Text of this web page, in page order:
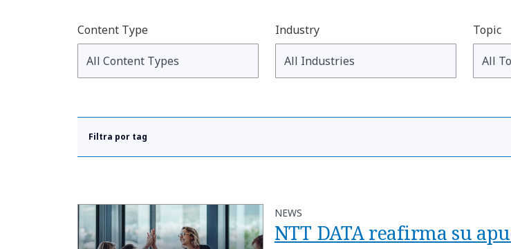
Content Type Industry
Topic
Filtra por tag
NEWS
NTT DATA reafirma su